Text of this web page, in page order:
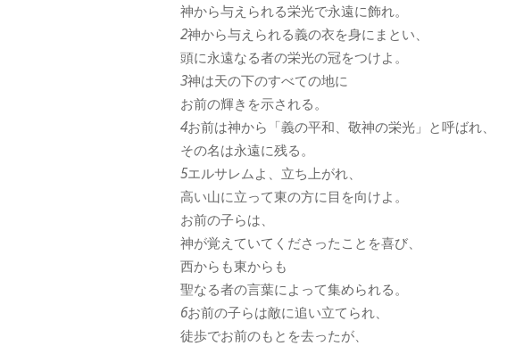
神から与えられる栄光で永遠に飾れ。
2神から与えられる義の衣を身にまとい、
頭に永遠なる者の栄光の冠をつけよ。
3神は天の下のすべての地に
お前の輝きを示される。
4お前は神から「義の平和、敬神の栄光」と呼ばれ、
その名は永遠に残る。
5エルサレムよ、立ち上がれ、
高い山に立って東の方に目を向けよ。
お前の子らは、
神が覚えていてくださったことを喜び、
西からも東からも
聖なる者の言葉によって集められる。
6お前の子らは敵に追い立てられ、
徒歩でお前のもとを去ったが、